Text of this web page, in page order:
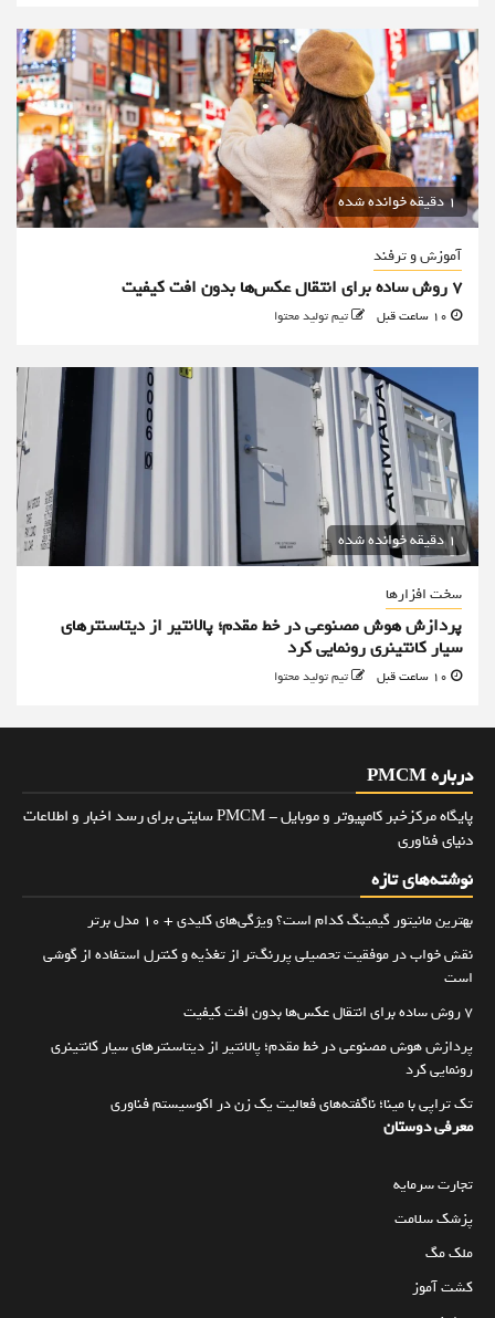
1 دقیقه خوانده شده
آموزش و ترفند
۷ روش ساده برای انتقال عکس‌ها بدون افت کیفیت
تیم تولید محتوا
1 دقیقه خوانده شده
سخت افزارها
پردازش هوش مصنوعی در خط مقدم؛ پالانتیر از دیتاسنترهای
سیار کانتینری رونمایی کرد
تیم تولید محتوا
درباره PMCM
پایگاه مرکزخبر کامپیوتر و موبایل - PMCM سایتی برای رسد اخبار و اطلاعات
دنیای فناوری
نوشته‌های تازه
بهترین مانیتور گیمینگ کدام است؟ ویژگی‌های کلیدی + 10 مدل برتر
نقش خواب در موفقیت تحصیلی پررنگ‌تر از تغذیه و کنترل استفاده از گوشی
است
۷ روش ساده برای انتقال عکس‌ها بدون افت کیفیت
پردازش هوش مصنوعی در خط مقدم؛ پالانتیر از دیتاسنترهای سیار کانتینری
رونمایی کرد
تک تراپی با مینا؛ ناگفته‌های فعالیت یک زن در اکوسیستم فناوری
معرفی دوستان
تجارت سرمایه
پزشک سلامت
ملک مگ
کشت آموز